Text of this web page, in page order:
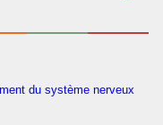
du système nerveux